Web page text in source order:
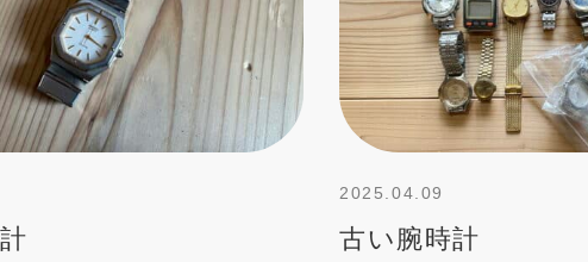
2025.04.09
古い腕時計